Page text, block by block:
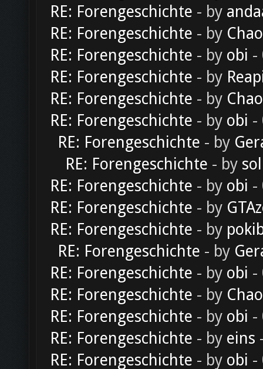
RE: Forengeschichte - by
RE: Forengeschichte - by
RE: Forengeschichte - by obi -
RE: Forengeschichte - by
RE: Forengeschichte - by
RE: Forengeschichte - by obi -
RE: Forengeschichte - by
RE: Forengeschichte - by
RE: Forengeschichte - by obi -
RE: Forengeschichte - by
RE: Forengeschichte - by
RE: Forengeschichte - by
RE: Forengeschichte - by obi -
RE: Forengeschichte - by
RE: Forengeschichte - by obi -
RE: Forengeschichte - by eins
RE: Forengeschichte - by obi -